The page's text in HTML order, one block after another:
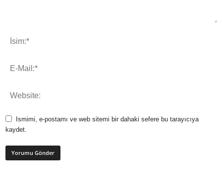
Ismimi, e-postamı ve web sitemi bir dahaki sefere bu tarayıcıya
kaydet.